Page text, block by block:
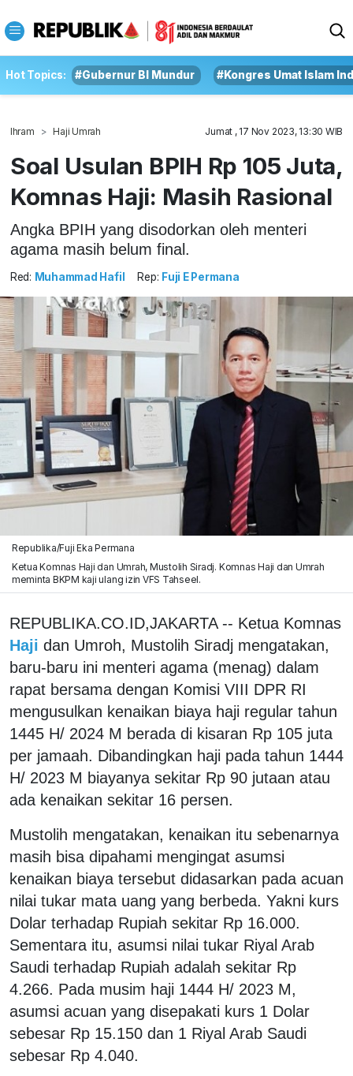
Hot Topics: #Gubernur BI Mundur #Kongres Umat Islam
Ihram Haji Umrah Jumat , 17 Nov 2023, 13:30 WIB
Soal Usulan BPIH Rp 105 Juta,
Komnas Haji: Masih Rasional
Angka BPIH yang disodorkan oleh menteri
agama masih belum final.
Red: Muhammad Hafil Rep: Fuji E Permana
Republika/Fuji Eka Permana
Ketua Komnas Haji dan Umrah, Mustolih Siradj. Komnas Haji dan Umrah
meminta BKPM kaji ulang izin VFS Tahseel.
REPUBLIKA.CO.ID,JAKARTA -- Ketua Komnas
Haji dan Umroh, Mustolih Siradj mengatakan,
baru-baru ini menteri agama (menag) dalam
rapat bersama dengan Komisi VIII DPR RI
mengusulkan kenaikan biaya haji regular tahun
1445 H/ 2024 M berada di kisaran Rp 105 juta
per jamaah. Dibandingkan haji pada tahun 1444
H/ 2023 M biayanya sekitar Rp 90 jutaan atau
ada kenaikan sekitar 16 persen.
Mustolih mengatakan, kenaikan itu sebenarnya
masih bisa dipahami mengingat asumsi
kenaikan biaya tersebut didasarkan pada acuan
nilai tukar mata uang yang berbeda. Yakni kurs
Dolar terhadap Rupiah sekitar Rp 16.000.
Sementara itu, asumsi nilai tukar Riyal Arab
Saudi terhadap Rupiah adalah sekitar Rp
4.266. Pada musim haji 1444 H/ 2023 M,
asumsi acuan yang disepakati kurs 1 Dolar
sebesar Rp 15.150 dan 1 Riyal Arab Saudi
sebesar Rp 4.040.